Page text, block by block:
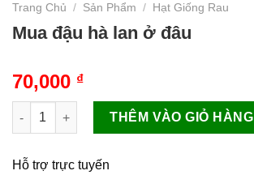
Trang Chủ / Sản Phẩm / Hạt Giống Rau
Mua đậu hà lan ở đâu
70,000 ₫
Mua đậu hà lan ở đâu số lượng
THÊM VÀO GIỎ HÀNG
Hỗ trợ trực tuyến